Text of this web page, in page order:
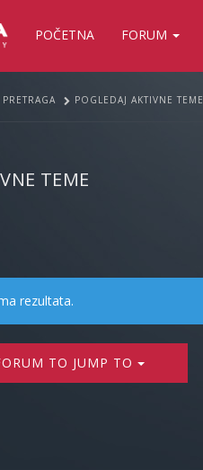
POČETNA FORUM
PRETRAGA POGLEDAJ AKTIVNE TEME
TEME
rezultata.
TO JUMP TO